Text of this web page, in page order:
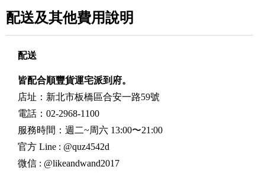
配送及其他費用說明
配送
皆配合順豐貨運宅派到府。
店址：新北市板橋區合安一路59號
電話：02-2968-1100
服務時間：週二~周六 13:00〜21:00
官方 Line : @quz4542d
微信 : @likeandwand2017